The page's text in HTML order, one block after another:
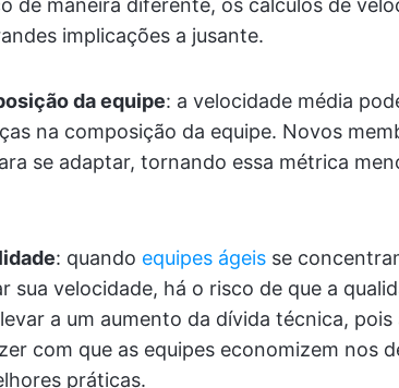
de maneira diferente, os cálculos de
implicações a jusante.
da equipe: a velocidade média
na composição da equipe. Novos
se adaptar, tornando essa métrica
: quando equipes ágeis se
sua velocidade, há o risco de que a
a um aumento da dívida técnica, pois
com que as equipes economizem nos
práticas.